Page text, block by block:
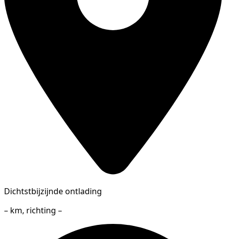
Dichtstbijzijnde ontlading
– km, richting –